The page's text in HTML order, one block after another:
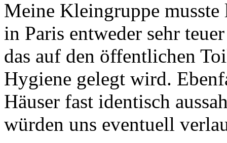
Meine Kleingruppe musste
in Paris entweder sehr
das auf den öffentlichen
Hygiene gelegt wird.
Häuser fast identisch
würden uns eventuell